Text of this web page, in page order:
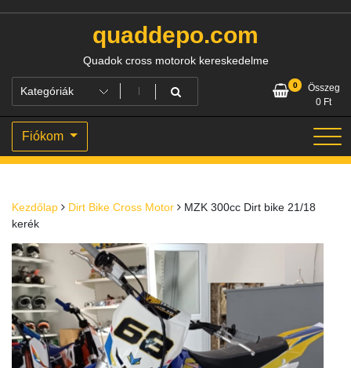
quaddepo.com
Quadok cross motorok kereskedelme
0
Összeg
0 Ft
Fiókom
Kezdőlap Dirt Bike Cross Motor
MZK 300cc Dirt bike 21/18
kerék